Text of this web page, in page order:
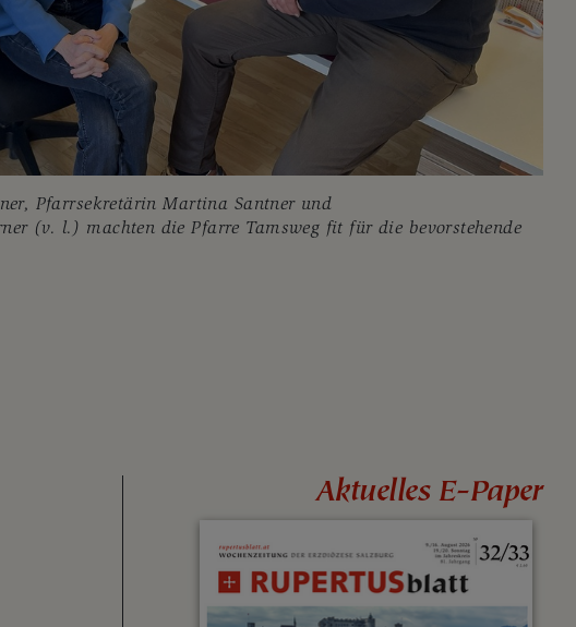
Pfarrsekretärin Martina Santner und
(v. l.) machten die Pfarre Tamsweg fit für die bevorstehende
Aktuelles E-Paper